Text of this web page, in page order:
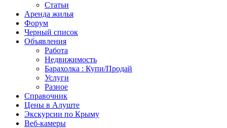
Статьи
Аренда жилья
Форум
Черный список
Объявления
Работа
Недвижимость
Барахолка : Купи/Продай
Услуги
Разное
Справочник
Цены в Алуште
Экскурсии по Крыму
Веб-камеры